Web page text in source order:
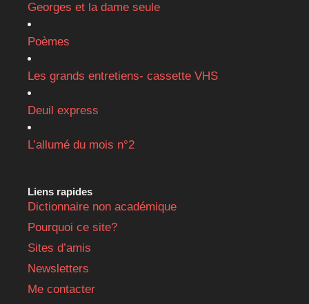
Georges et la dame seule
Poèmes
Les grands entretiens- cassette VHS
Deuil express
L’allumé du mois n°2
Liens rapides
Dictionnaire non académique
Pourquoi ce site?
Sites d’amis
Newsletters
Me contacter